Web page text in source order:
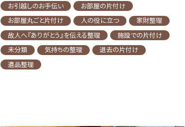
お引越しのお手伝い
お部屋の片付け
お部屋丸ごと片付け
人の役に立つ
家財整理
故人へ『ありがとう』を伝える整理
施設での片付け
未分類
気持ちの整理
退去の片付け
遺品整理